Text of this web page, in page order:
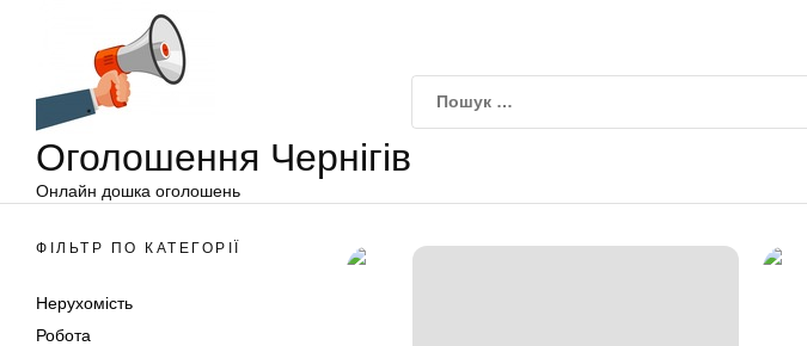
Оголошення Чернігів
Онлайн дошка оголошень
ФІЛЬТР ПО КАТЕГОРІЇ
Нерухомість
Робота